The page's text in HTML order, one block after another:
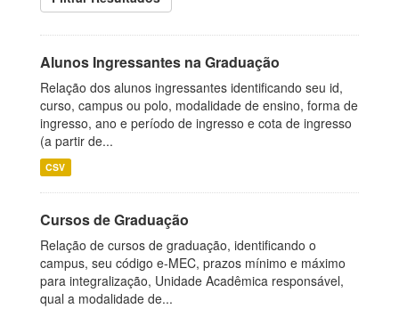
Alunos Ingressantes na Graduação
Relação dos alunos ingressantes identificando seu id,
curso, campus ou polo, modalidade de ensino, forma de
ingresso, ano e período de ingresso e cota de ingresso
(a partir de...
CSV
Cursos de Graduação
Relação de cursos de graduação, identificando o
campus, seu código e-MEC, prazos mínimo e máximo
para integralização, Unidade Acadêmica responsável,
qual a modalidade de...